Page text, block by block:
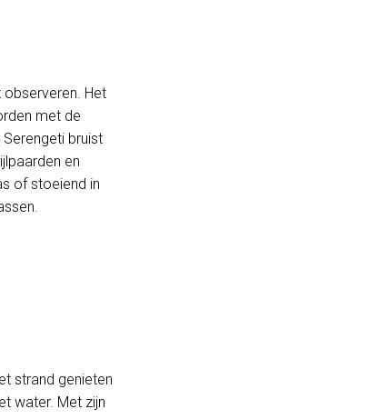
observeren. Het
met de
bruist
en
of stoeiend in
strand genieten
water. Met zijn